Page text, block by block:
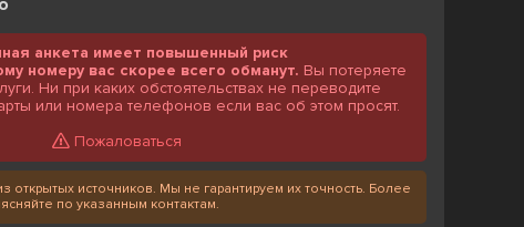
анкета имеет повышенный риск
номеру вас скорее всего обманут. Вы потеряете
Ни при каких обстоятельствах не переводите
или номера телефонов если вас об этом просят.
Пожаловаться
открытых источников. Мы не гарантируем их точность. Более
по указанным контактам.